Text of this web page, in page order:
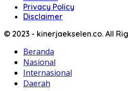
Privacy Policy
Disclaimer
© 2023 - kinerjaekselen.co. All
Beranda
Nasional
Internasional
Daerah